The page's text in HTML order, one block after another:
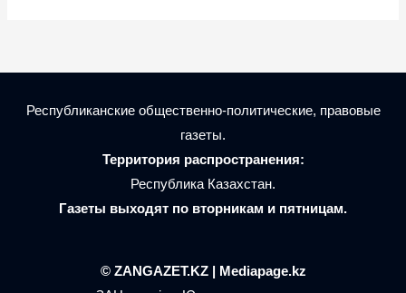
Республиканские общественно-политические, правовые
газеты.
Территория распространения:
Республика Казахстан.
Газеты выходят по вторникам и пятницам.
© ZANGAZET.KZ | Mediapage.kz